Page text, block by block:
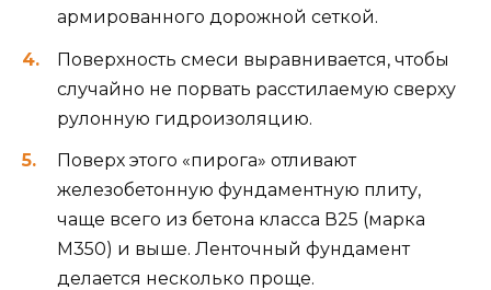
армированного дорожной сеткой.
Поверхность смеси выравнивается, чтобы
случайно не порвать расстилаемую сверху
рулонную гидроизоляцию.
Поверх этого «пирога» отливают
железобетонную фундаментную плиту,
чаще всего из бетона класса В25 (марка
М350) и выше. Ленточный фундамент
делается несколько проще.